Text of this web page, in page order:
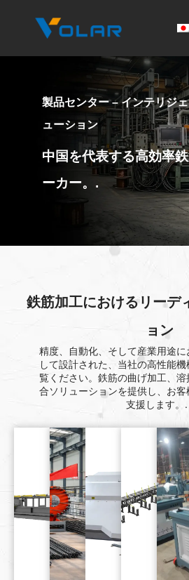
製品センター – インテリジ
ューション
中国を代表する高効率
ーカー。.
鉄筋加工におけるリーデ
ョン
精度、自動化、そして産業用途
して設計された、当社の高性能
覧ください。鉄筋の曲げ加工、
合ソリューションを提供し、お
支援します。.